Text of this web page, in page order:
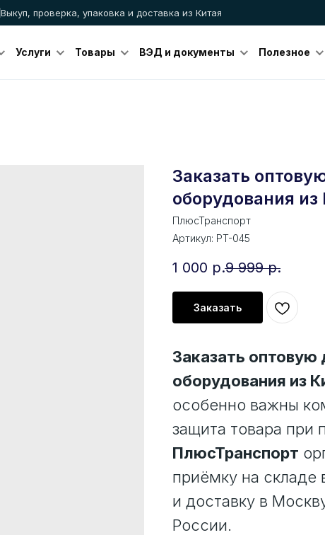
Выкуп, проверка, упаковка и доставка из Китая
Услуги Товары ВЭД и документы Полезное
Заказать
оборудования из
ПлюсТранспорт
Артикул: PT-045
1 000 р.9 999 р.
Заказать
Заказать оптовую
оборудования из
особенно важны
защита товара при
ПлюсТранспорт
приёмку на складе
и доставку в
России.